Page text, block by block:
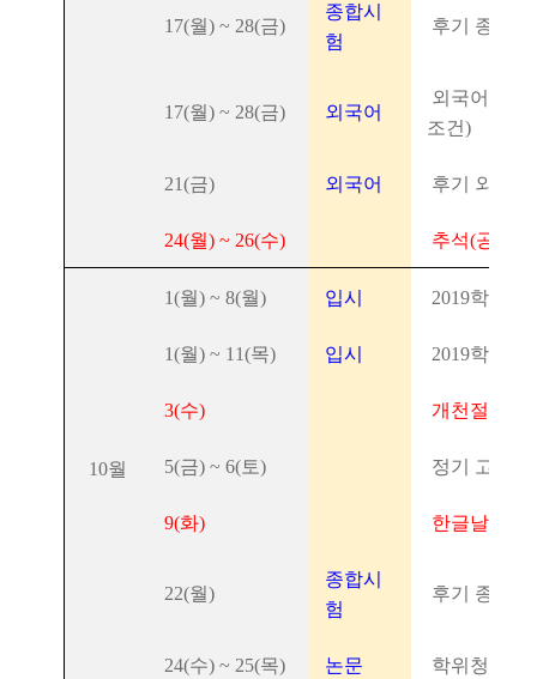
17(월) ~ 28(금)
종합시
험
후기 종합
17(월) ~ 28(금) 외국어
외국어시험
조건)
21(금) 외국어 후기 외국
24(월) ~ 26(수) 추석(공휴일
10월
1(월) ~ 8(월) 입시 2019학년도
1(월) ~ 11(목) 입시 2019학년도
3(수) 개천절(공휴
5(금) ~ 6(토) 정기 고연전
9(화) 한글날(공휴
22(월)
종합시
험
후기 종합
24(수) ~ 25(목) 논문 학위청구논